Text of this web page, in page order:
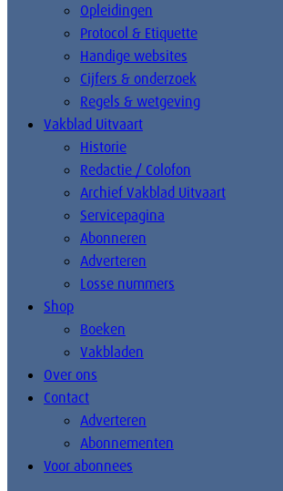
Opleidingen
Protocol & Etiquette
Handige websites
Cijfers & onderzoek
Regels & wetgeving
Vakblad Uitvaart
Historie
Redactie / Colofon
Archief Vakblad Uitvaart
Servicepagina
Abonneren
Adverteren
Losse nummers
Shop
Boeken
Vakbladen
Over ons
Contact
Adverteren
Abonnementen
Voor abonnees